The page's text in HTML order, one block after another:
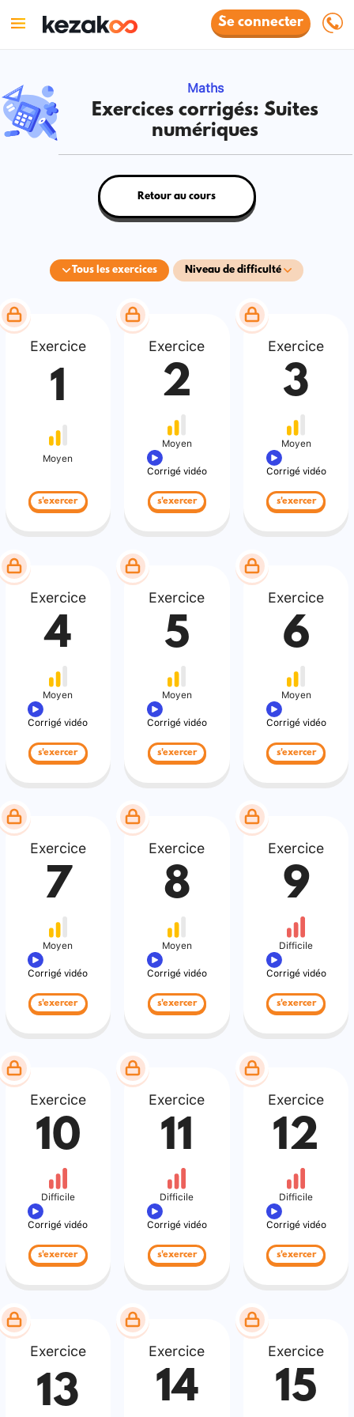
Se connecter
Maths
Exercices corrigés: Suites
numériques
Tous les exercices Niveau de difficulté
Retour au cours
Exercice
1
Moyen
s'exercer
Exercice
2
Moyen
Corrigé vidéo
s'exercer
Exercice
3
Moyen
Corrigé vidéo
s'exercer
Exercice
4
Moyen
Corrigé vidéo
s'exercer
Exercice
5
Moyen
Corrigé vidéo
s'exercer
Exercice
6
Moyen
Corrigé vidéo
s'exercer
Exercice
7
Moyen
Corrigé vidéo
s'exercer
Exercice
8
Moyen
Corrigé vidéo
s'exercer
Exercice
9
Difficile
Corrigé vidéo
s'exercer
Exercice
10
Difficile
Corrigé vidéo
s'exercer
Exercice
11
Difficile
Corrigé vidéo
s'exercer
Exercice
12
Difficile
Corrigé vidéo
s'exercer
Exercice
13
Exercice
14
Exercice
15